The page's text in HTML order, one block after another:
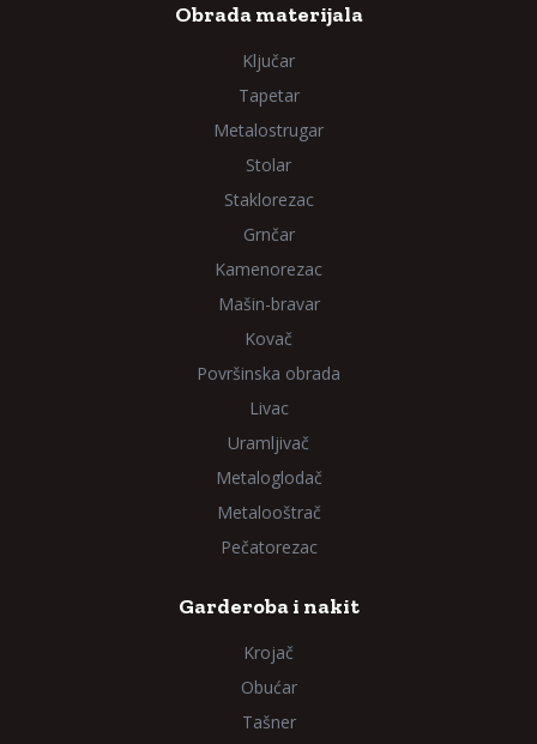
Obrada materijala
Ključar
Tapetar
Metalostrugar
Stolar
Staklorezac
Grnčar
Kamenorezac
Mašin-bravar
Kovač
Površinska obrada
Livac
Uramljivač
Metaloglodač
Metalooštrač
Pečatorezac
Garderoba i nakit
Krojač
Obućar
Tašner